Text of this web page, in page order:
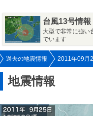
台風13号情報
大型で非常に強い
でいます
過去の地震情報 2011年09月
地震情報